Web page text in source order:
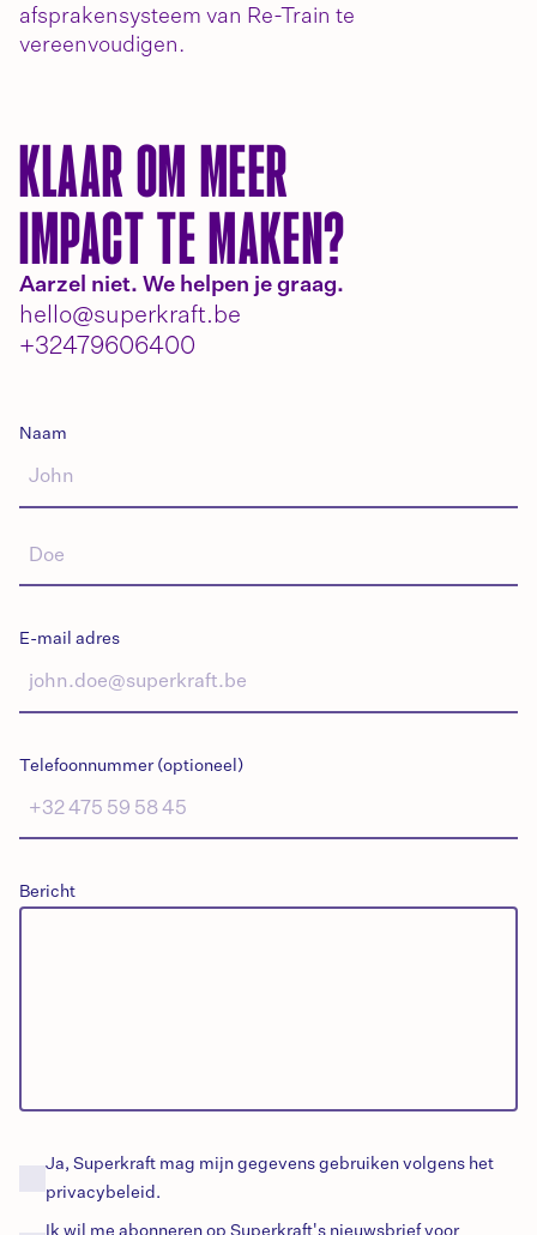
afsprakensysteem van Re-Train te
vereenvoudigen.
KLAAR OM MEER
IMPACT TE MAKEN?
Aarzel niet. We helpen je graag.
hello@superkraft.be
+32479606400
Naam
E-mail adres
Telefoonnummer (optioneel)
Bericht
Ja, Superkraft mag mijn gegevens gebruiken volgens het
privacybeleid.
Ik wil me abonneren op Superkraft's nieuwsbrief voor